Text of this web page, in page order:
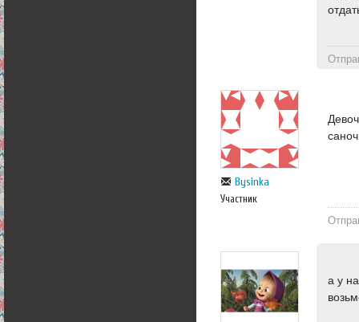
Bysinka
Участник
а у